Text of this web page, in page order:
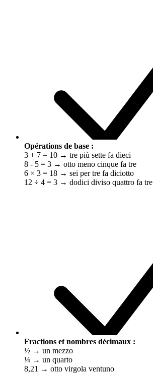
Opérations de base :
3 + 7 = 10 → tre più sette fa dieci
8 - 5 = 3 → otto meno cinque fa tre
6 × 3 = 18 → sei per tre fa diciotto
12 ÷ 4 = 3 → dodici diviso quattro fa tre
Fractions et nombres décimaux :
½ → un mezzo
¼ → un quarto
8,21 → otto virgola ventuno